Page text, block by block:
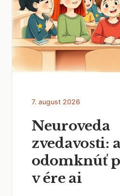
7. august 2026
Neuroveda
zvedavosti:
odomknúť
v ére ai